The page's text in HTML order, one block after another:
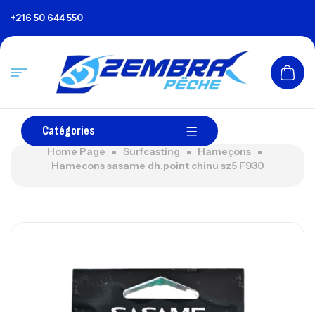
+216 50 644 550
Catégories
Home Page Surfcasting
Hameçons
Hamecons sasame dh.point chinu sz5 F930